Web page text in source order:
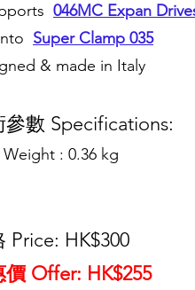
046MC Expan
Super Clamp 035
& made in Italy
參數 Specifications:
: 0.36 kg
Price: HK$300
價 Offer: HK$255